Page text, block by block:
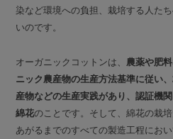
染など環境への負担、栽培する人た
いのです。
オーガニックコットンは、 農薬や肥
ニック農産物の生産方法基準に従い
産物などの生産実践があり、認証機
綿花のことです。そして、綿花の栽
あがるまでのすべての製造工程にお